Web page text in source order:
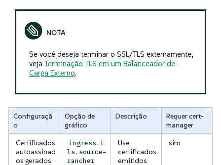
Se você deseja terminar o SSL/TLS externamente,
veja Terminação TLS em um Balanceador de
Carga Externo.
Configuraçã
o
Opção de
gráfico
Descrição
Requer cert-
manager
Certificados
autoassinad
os gerados
ingress.t
ls.source=
rancher
Use
certificados
emitidos
sim